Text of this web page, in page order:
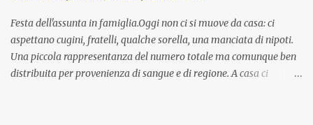
Festa dell'assunta in famiglia.Oggi non ci si muove da casa: ci
aspettano cugini, fratelli, qualche sorella, una manciata di nipoti.
Una piccola rappresentanza del numero totale ma comunque ben
distribuita per provenienza di sangue e di regione. A casa ci